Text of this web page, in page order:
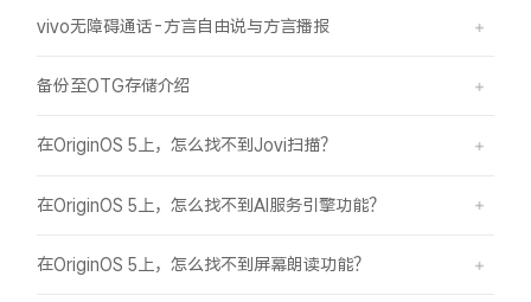
vivo无障碍通话-方言自由说与方言播报
备份至OTG存储介绍
在OriginOS 5上，怎么找不到Jovi扫描？
在OriginOS 5上，怎么找不到AI服务引擎功能？
在OriginOS 5上，怎么找不到屏幕朗读功能？